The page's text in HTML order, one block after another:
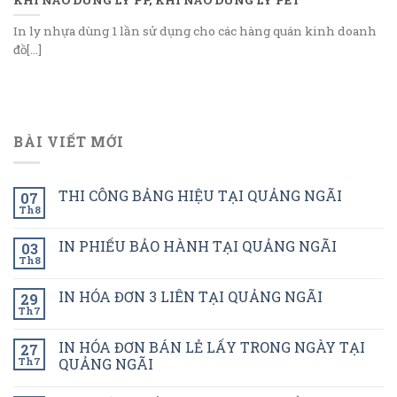
In ly nhựa dùng 1 lần sử dụng cho các hàng quán kinh doanh
đồ[...]
BÀI VIẾT MỚI
07
Th8
THI CÔNG BẢNG HIỆU TẠI QUẢNG NGÃI
03
Th8
IN PHIẾU BẢO HÀNH TẠI QUẢNG NGÃI
29
Th7
IN HÓA ĐƠN 3 LIÊN TẠI QUẢNG NGÃI
27
Th7
IN HÓA ĐƠN BÁN LẺ LẤY TRONG NGÀY TẠI
QUẢNG NGÃI